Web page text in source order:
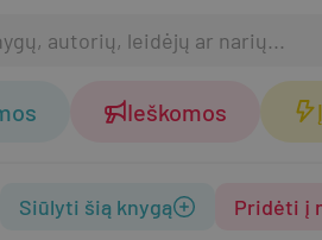
Ieškomos
Siūlyti šią knygą Pridėti į